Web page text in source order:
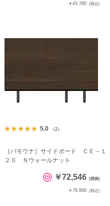
￥43,780 (税込)
5.0 （2）
［パモウナ］サイドボード ＣＥ－１
２０ Ｎウォールナット
￥72,546 (税抜)
￥79,800 (税込)